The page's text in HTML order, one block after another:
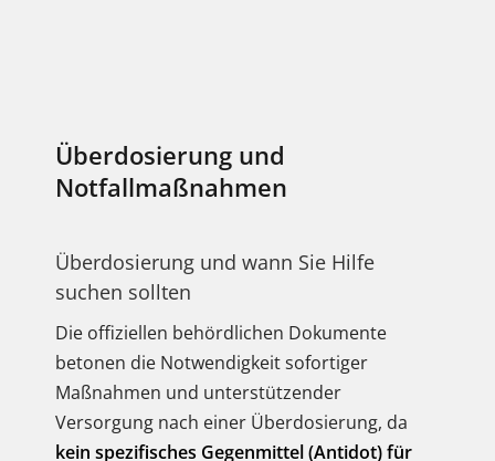
Überdosierung und
Notfallmaßnahmen
Überdosierung und wann Sie Hilfe
suchen sollten
Die offiziellen behördlichen Dokumente
betonen die Notwendigkeit sofortiger
Maßnahmen und unterstützender
Versorgung nach einer Überdosierung, da
kein spezifisches Gegenmittel (Antidot) für